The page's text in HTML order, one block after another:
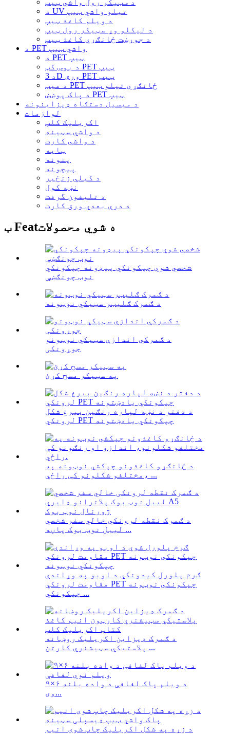
د UV تیلو واشي ټیپ
د ویلم کاغذ ټیپ
د لیکلو وړ سټیکر رول ټیپ
د جوړښت ځانګړي کاغذ ټیپ
د PET واشي ټیپ
د PET ټیپ
د بوس کټ PET ټیپ
د 3D ورق PET ټیپ
د میټ PET ځانګړي تیلو ټیپ
د پاک پوښښ PET ټیپ
د میسیل دستګاه ډیزاینونه
لوازمات
اکریلیک کلپ
د واشي سټینډ
د واشي کارت
ټاپه
پنونه
پیچونه
د کیلي زنځیر
نښه کول
د تلیفون گرفت
د درې بعدي ورق کارت
ب Featه شوي محصولات
شخصي شوي چپکونکي پیډونه چپکونکي
نوټ چونګښې
د ګمرک ګلیټر سټیکي نوټونه
د ګمرکي اندازې سټیکي نوټونو
جوړونکی
په سټیکر مسح کړئ
د دفتر د نښه لپاره رنګین بیرغ شکل
لرونکي PET چپکونکي یادښتونه
د ځانګړو کاغذونو چپکشي نوټونه په
مختلفو شکلونو کې راځي، ...
د ګمرک نقطه لرونکي خالي سفر شخصي
لیبل نوټ بوک پاڼه ...
ګرم پلورل کیدونکي د اوبو په وړاندې
مقاومت لرونکي PET چپکونکي نوټونه
چپکونکي ...
د ګمرک ډیزاین اکریلیک روښانه
پلاستيکي سټیشنري کارتن ...
د ویلم پاک لفافې د واده بلنه ۶×۹
وی...
د زړه په شکل اکریلیک چاپ شوی انیم